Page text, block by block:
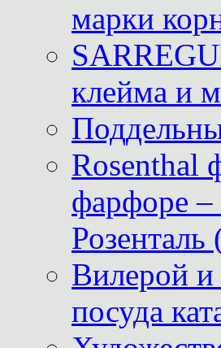
марки
клейма и
Rosenthal
фарфоре –
Розенталь
Вилерой
посуда